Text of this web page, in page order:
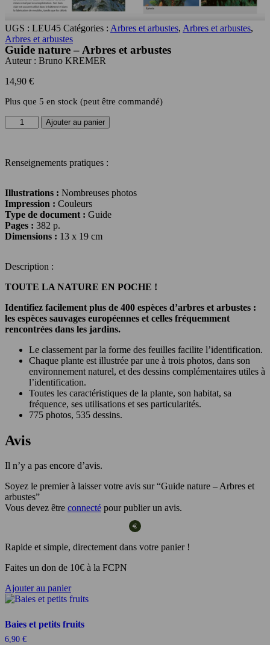
UGS : LEU45 Catégories : Arbres et arbustes, Arbres et arbustes,
Arbres et arbustes
Guide nature – Arbres et arbustes
Auteur : Bruno KREMER
14,90 €
Plus que 5 en stock (peut être commandé)
quantité
de
-
arbustes
Ajouter au panier
Renseignements pratiques :
Illustrations : Nombreuses photos
Impression : Couleurs
Type de document : Guide
Pages : 382 p.
Dimensions : 13 x 19 cm
Description :
TOUTE LA NATURE EN POCHE !
Identifiez facilement plus de 400 espèces d’arbres et arbustes :
les espèces sauvages européennes et celles fréquemment
rencontrées dans les jardins.
Le classement par la forme des feuilles facilite l’identification.
Chaque plante est illustrée par une à trois photos, dans son
environnement naturel, et des dessins complémentaires utiles à
l’identification.
Toutes les caractéristiques de la plante, son habitat, sa
fréquence, ses utilisations et ses particularités.
775 photos, 535 dessins.
Avis
Il n’y a pas encore d’avis.
Soyez le premier à laisser votre avis sur “Guide nature – Arbres et
arbustes”
Vous devez être connecté pour publier un avis.
Rapide et simple, directement dans votre panier !
Faites un don de 10€ à la FCPN
Ajouter au panier
Baies et petits fruits
6,90 €